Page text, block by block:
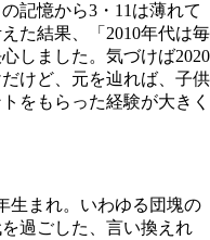
記憶から3・11は薄れて
た結果、「2010年代は毎
しました。気づけば2020
けど、元を辿れば、子供
をもらった経験が大きく
生まれ。いわゆる団塊の
過ごした、言い換えれ